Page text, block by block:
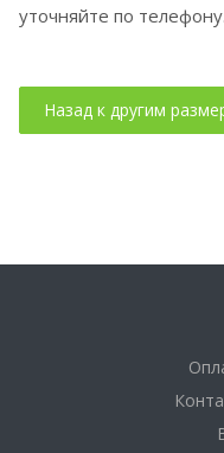
уточняйте по телефону.